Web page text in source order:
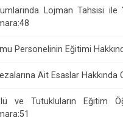
Lojman Tahsisi ile
Personelinin Eğitimi
Ait Esaslar
ve Tutukluların Eğitim